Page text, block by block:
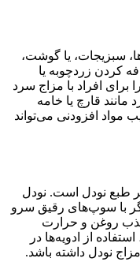
سبزیجات، یا گوشت،
کردن زردچوبه یا
برای افراد با مزاج سرد
قارچ یا خامه
مواد افزودنی می‌تواند
طبع نودل است. نودل
با سوپ‌های رقیق سرو
روغن و حرارت
از ادویه‌ها در
نودل داشته باشد.